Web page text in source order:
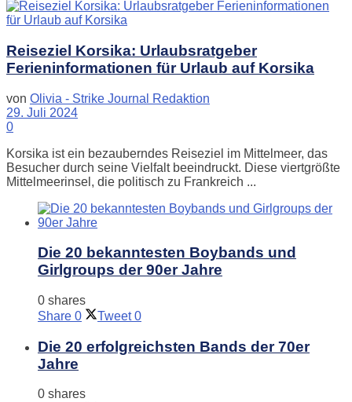
Reiseziel Korsika: Urlaubsratgeber
Ferieninformationen für Urlaub auf Korsika
von Olivia - Strike Journal Redaktion
29. Juli 2024
0
Korsika ist ein bezauberndes Reiseziel im Mittelmeer, das
Besucher durch seine Vielfalt beeindruckt. Diese viertgrößte
Mittelmeerinsel, die politisch zu Frankreich ...
Die 20 bekanntesten Boybands und
Girlgroups der 90er Jahre
0 shares
Share 0 Tweet 0
Die 20 erfolgreichsten Bands der 70er
Jahre
0 shares